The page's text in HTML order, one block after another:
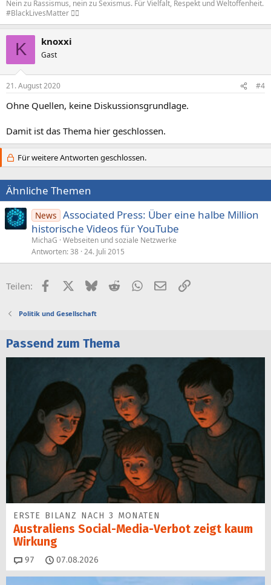
Nein zu Rassismus, nein zu Sexismus. Für Vielfalt, Respekt und Weltoffenheit.
#BlackLivesMatter ✊🏿
K knoxxi
Gast
21. August 2020 #4
Ohne Quellen, keine Diskussionsgrundlage.
Damit ist das Thema hier geschlossen.
Für weitere Antworten geschlossen.
Ähnliche Themen
News Associated Press: Über eine halbe Million
historische Videos für YouTube
MichaG Webseiten und soziale Netzwerke
Antworten 38 24. Juli 2015
Teilen: FacebookX (Twitter)
BlueskyRedditWhatsApp
E-MailLink
Politik und Gesellschaft
Passend zum Thema
ERSTE BILANZ NACH 3 MONATEN
Australiens Social-Media-Verbot zeigt kaum
Wirkung
97 Kommentare
07.08.2026